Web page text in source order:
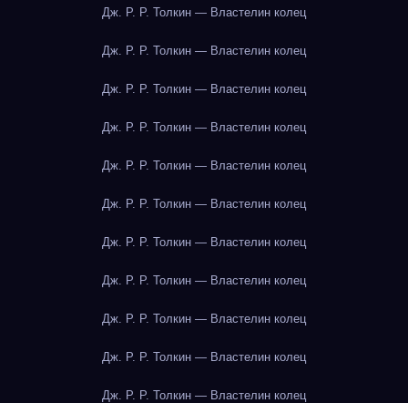
Дж. Р. Р. Толкин — Властелин колец
Дж. Р. Р. Толкин — Властелин колец
Дж. Р. Р. Толкин — Властелин колец
Дж. Р. Р. Толкин — Властелин колец
Дж. Р. Р. Толкин — Властелин колец
Дж. Р. Р. Толкин — Властелин колец
Дж. Р. Р. Толкин — Властелин колец
Дж. Р. Р. Толкин — Властелин колец
Дж. Р. Р. Толкин — Властелин колец
Дж. Р. Р. Толкин — Властелин колец
Дж. Р. Р. Толкин — Властелин колец